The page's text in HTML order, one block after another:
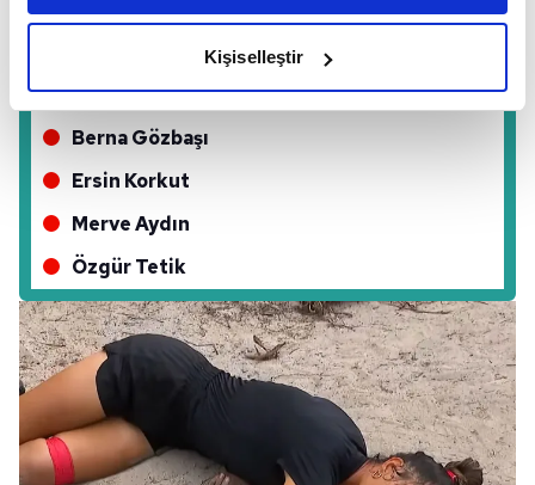
amacımızın size daha iyi bir reklam deneyimi sunmak
elimizden gelen çabayı gösterdiğimizi ve bu noktada,
kalemimiz olduğunu sizlere hatırlatmak isteriz.
Her halükârda, kullanıcılar, bu çerezlere izin vermedikleri
takdirde, kullanıcılara hedefli reklamlar
Sizlere daha iyi bir hizmet sunabilmek için İnternet
Sitemizde kendimize ve üçüncü kişilere ait çerezler
kullanılmaktadır. Bu çerezler vasıtasıyla çeşitli kişisel
verileriniz işlenmekte olup gerekli olan çerezler bilgi
toplumu hizmetlerinin sunulması amacıyla
kullanılmaktadır. Diğer çerezler, sitemizin daha işlevsel
kılınması ve kişiselleştirilmesi ve sizlere yönelik
Kişiselleştir
Sercan Yıldırım
Aleyna Kalaycıoğlu
Berna Gözbaşı
Ersin Korkut
Merve Aydın
Özgür Tetik